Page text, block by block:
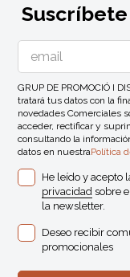
GRUP DE PROMOCIÓ I
tratará tus datos con la
novedades Comerciales
acceder, rectificar y
consultando la
datos en nuestraPolítica
He leído y acepto
privacidad sobre
la newsletter.
Deseo recibir
promocionales